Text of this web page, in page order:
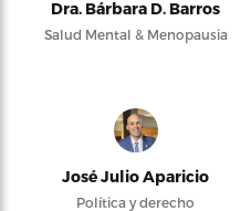
Dra. Bárbara D. Barros
Salud Mental & Menopausia
José Julio Aparicio
Política y derecho